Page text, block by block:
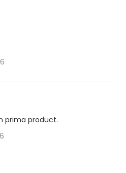
prima product.